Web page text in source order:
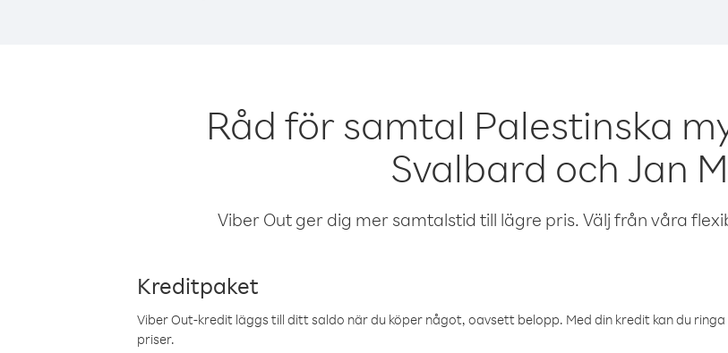
Råd för samtal Palestinska
Svalbard och Jan
Viber Out ger dig mer samtalstid till lägre pris. Välj från våra
Kreditpaket
Viber Out-kredit läggs till ditt saldo när du köper något, oavsett belopp. Med din kredit kan du
priser.